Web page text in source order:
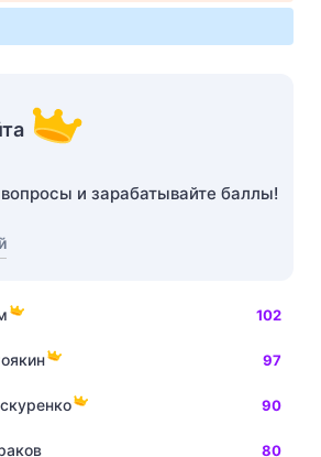
и зарабатывайте баллы!
102
97
90
80